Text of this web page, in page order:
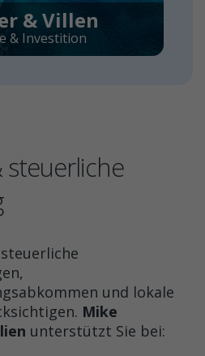
& Villen
& Investition
steuerliche
und lokale
Mike
unterstützt Sie bei: